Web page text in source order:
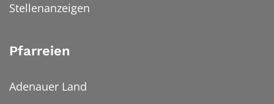
Stellenanzeigen
Pfarreien
Adenauer Land